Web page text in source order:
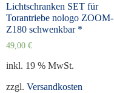
Lichtschranken SET für
Torantriebe nologo ZOOM-
Z180 schwenkbar *
49,00 €
inkl. 19 % MwSt.
zzgl. Versandkosten